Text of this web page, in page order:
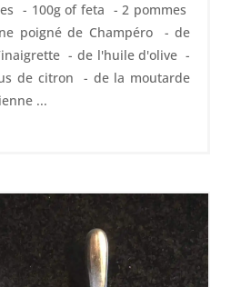
- 100g of feta - 2 pommes
poigné de Champéro - de
- de l'huile d'olive -
de citron - de la moutarde
...